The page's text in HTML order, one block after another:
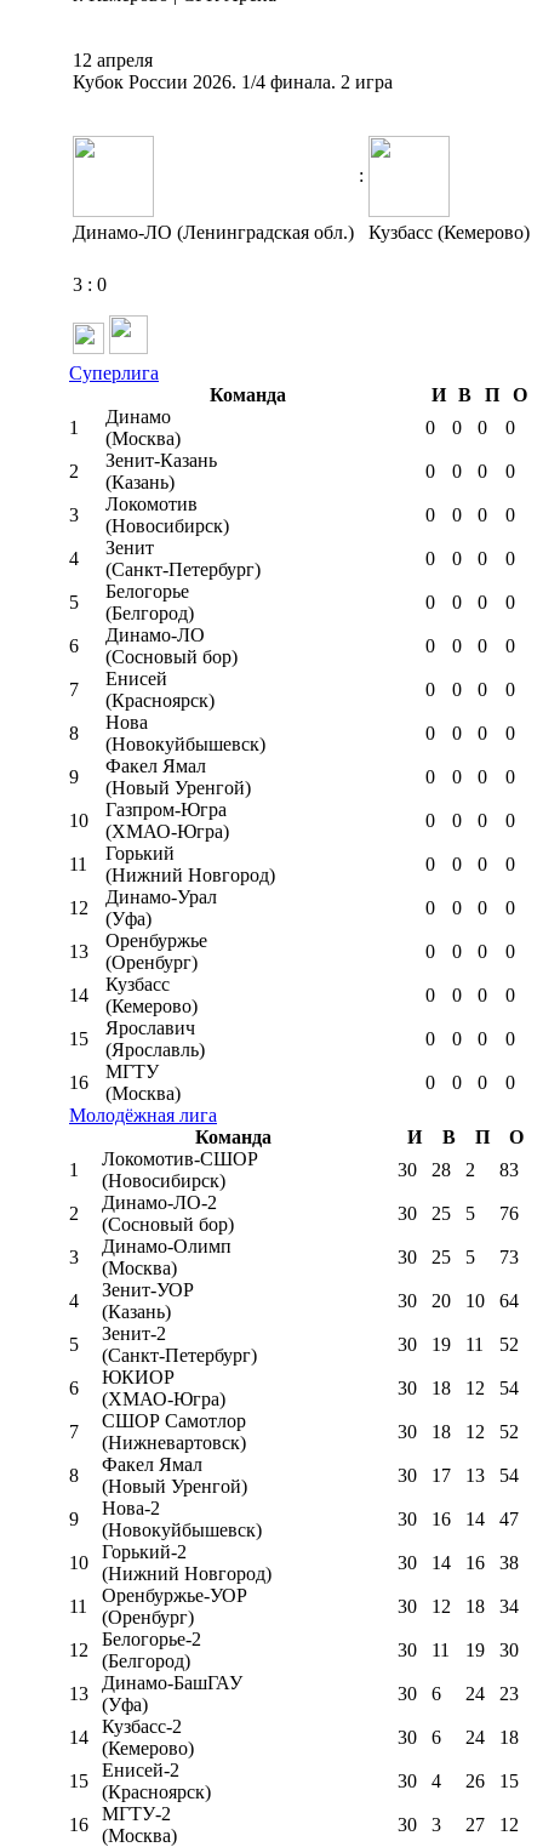
12 апреля
Кубок России 2026. 1/4 финала. 2 игра
:
Динамо-ЛО (Ленинградская обл.) Кузбасс (Кемерово)
3 : 0
Суперлига
Команда
И В П
О
1
Динамо
(Москва)
0 0 0 0
2
Зенит-Казань
(Казань)
0 0 0 0
3
Локомотив
(Новосибирск)
0 0 0 0
4
Зенит
(Санкт-Петербург)
0 0 0 0
5
Белогорье
(Белгород)
0 0 0 0
6
Динамо-ЛО
(Сосновый бор)
0 0 0 0
7
Енисей
(Красноярск)
0 0 0 0
8
Нова
(Новокуйбышевск)
0 0 0 0
9
Факел Ямал
(Новый Уренгой)
0 0 0 0
10
Газпром-Югра
(ХМАО-Югра)
0 0 0 0
11
Горький
(Нижний Новгород)
0 0 0 0
12
Динамо-Урал
(Уфа)
0 0 0 0
13
Оренбуржье
(Оренбург)
0 0 0 0
14
Кузбасс
(Кемерово)
0 0 0 0
15
Ярославич
(Ярославль)
0 0 0 0
16
МГТУ
(Москва)
0 0 0
0
Молодёжная лига
Команда
И В П
О
1
Локомотив-CШОР
(Новосибирск)
30 28 2 83
2
Динамо-ЛО-2
(Сосновый бор)
30 25 5 76
3
Динамо-Олимп
(Москва)
30 25 5 73
4
Зенит-УОР
(Казань)
30 20 10 64
5
Зенит-2
(Санкт-Петербург)
30 19 11 52
6
ЮКИОР
(ХМАО-Югра)
30 18 12 54
7
СШОР Самотлор
(Нижневартовск)
30 18 12 52
8
Факел Ямал
(Новый Уренгой)
30 17 13 54
9
Нова-2
(Новокуйбышевск)
30 16 14 47
10
Горький-2
(Нижний Новгород)
30 14 16 38
11
Оренбуржье-УОР
(Оренбург)
30 12 18 34
12
Белогорье-2
(Белгород)
30 11 19 30
13
Динамо-БашГАУ
(Уфа)
30 6 24 23
14
Кузбасс-2
(Кемерово)
30 6 24 18
15
Енисей-2
(Красноярск)
30 4 26 15
16
МГТУ-2
(Москва)
30 3 27 12